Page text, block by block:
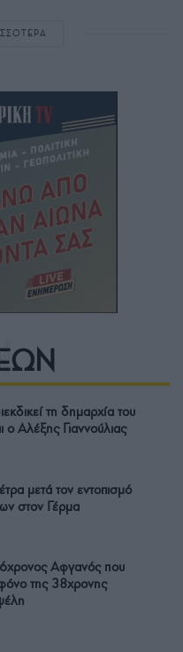
τη δημαρχία του
ο Αλέξης Γιαννούλιας
μετά τον εντοπισμό
στον Γέρμα
Αφγανός που
φόνο της 38χρονης